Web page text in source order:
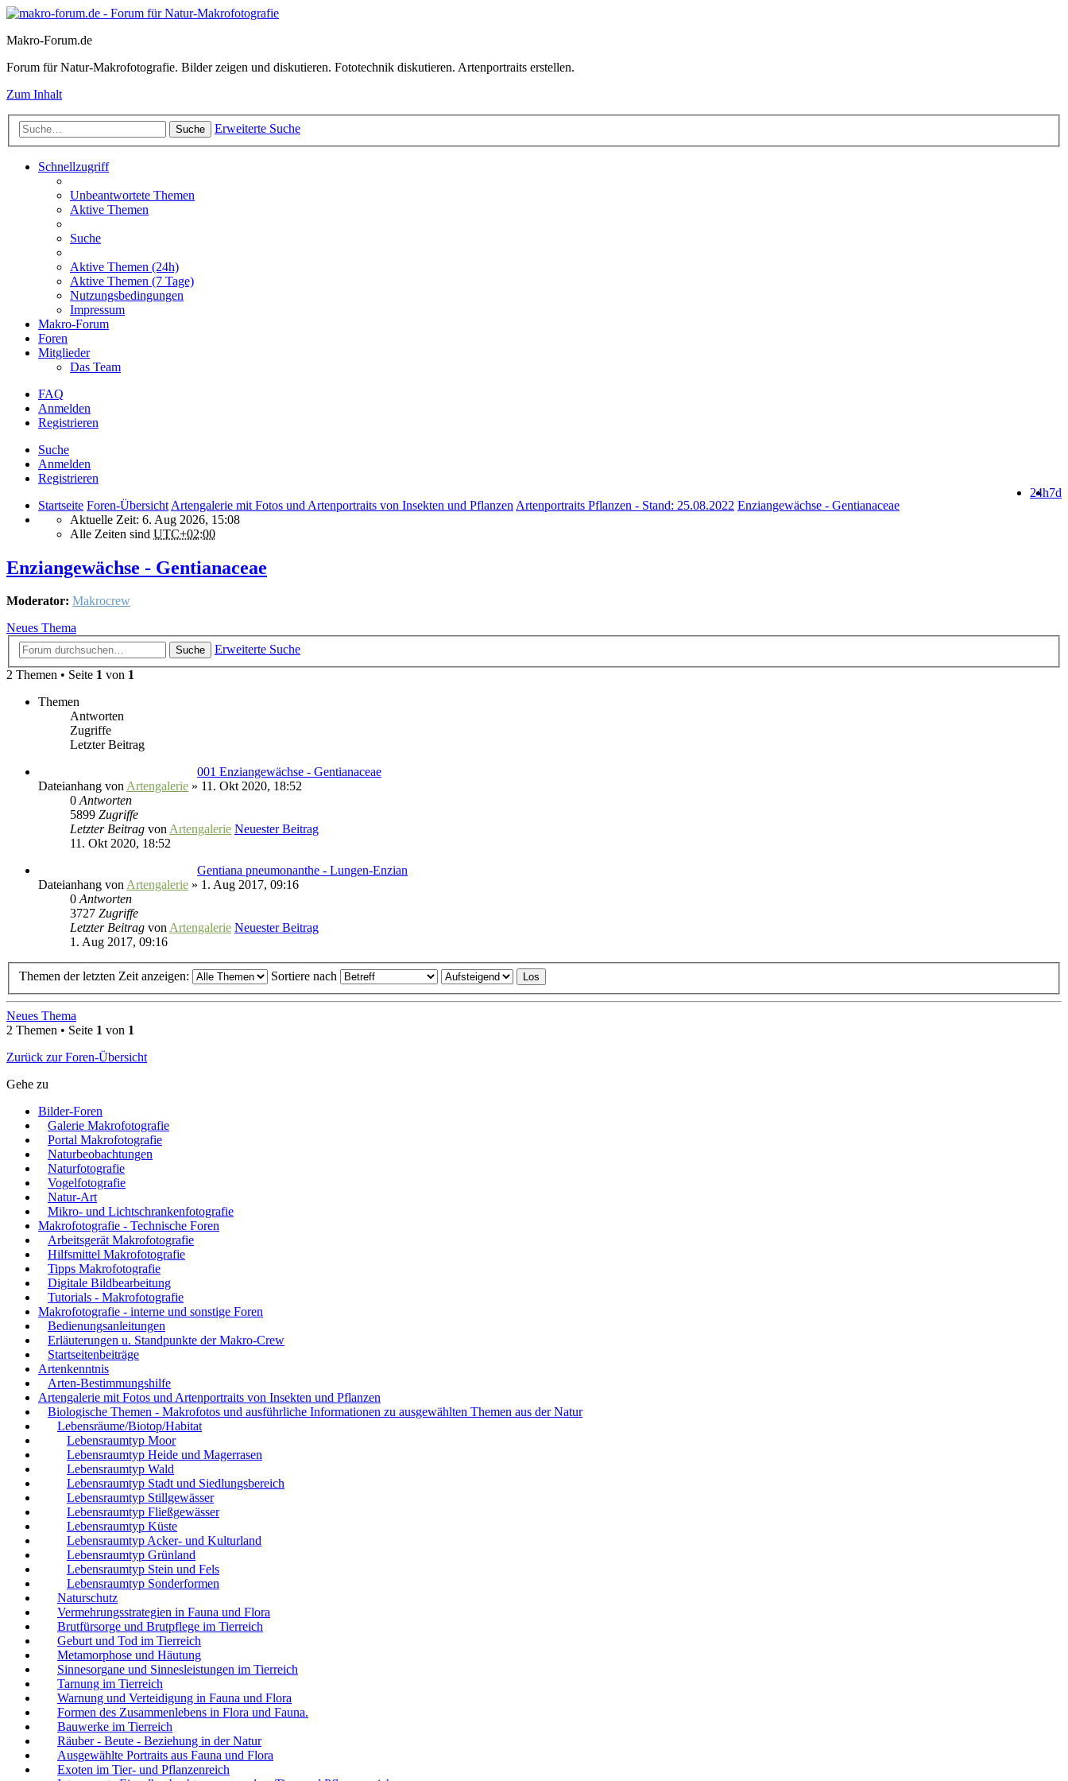
Makro-Forum.de
Forum für Natur-Makrofotografie. Bilder zeigen und diskutieren. Fototechnik diskutieren. Artenportraits erstellen.
Zum Inhalt
Suche Erweiterte Suche
Schnellzugriff
Unbeantwortete Themen
Aktive Themen
Suche
Aktive Themen (24h)
Aktive Themen (7 Tage)
Nutzungsbedingungen
Impressum
Makro-Forum
Foren
Mitglieder
Das Team
FAQ
Anmelden
Registrieren
Suche
Anmelden
Registrieren
7d
24h
Startseite Foren-Übersicht Artengalerie mit Fotos und Artenportraits von Insekten und Pflanzen Artenportraits Pflanzen - Stand: 25.08.2022 Enziangewächse - Gentianaceae
Aktuelle Zeit: 6. Aug 2026, 15:08
Alle Zeiten sind UTC+02:00
Enziangewächse - Gentianaceae
Moderator: Makrocrew
Neues Thema
Suche
Erweiterte Suche
2 Themen • Seite 1 von 1
Themen
Antworten
Zugriffe
Letzter Beitrag
001 Enziangewächse - Gentianaceae
Dateianhang von Artengalerie » 11. Okt 2020, 18:52
0 Antworten
5899 Zugriffe
Letzter Beitrag von Artengalerie Neuester Beitrag
11. Okt 2020, 18:52
Gentiana pneumonanthe - Lungen-Enzian
Dateianhang von Artengalerie » 1. Aug 2017, 09:16
0 Antworten
3727 Zugriffe
Letzter Beitrag von Artengalerie Neuester Beitrag
1. Aug 2017, 09:16
Themen der letzten Zeit anzeigen: Sortiere nach
Neues Thema
2 Themen • Seite 1 von 1
Zurück zur Foren-Übersicht
Gehe zu
Bilder-Foren
Galerie Makrofotografie
Portal Makrofotografie
Naturbeobachtungen
Naturfotografie
Vogelfotografie
Natur-Art
Mikro- und Lichtschrankenfotografie
Makrofotografie - Technische Foren
Arbeitsgerät Makrofotografie
Hilfsmittel Makrofotografie
Tipps Makrofotografie
Digitale Bildbearbeitung
Tutorials - Makrofotografie
Makrofotografie - interne und sonstige Foren
Bedienungsanleitungen
Erläuterungen u. Standpunkte der Makro-Crew
Startseitenbeiträge
Artenkenntnis
Arten-Bestimmungshilfe
Artengalerie mit Fotos und Artenportraits von Insekten und Pflanzen
Biologische Themen - Makrofotos und ausführliche Informationen zu ausgewählten Themen aus der Natur
Lebensräume/Biotop/Habitat
Lebensraumtyp Moor
Lebensraumtyp Heide und Magerrasen
Lebensraumtyp Wald
Lebensraumtyp Stadt und Siedlungsbereich
Lebensraumtyp Stillgewässer
Lebensraumtyp Fließgewässer
Lebensraumtyp Küste
Lebensraumtyp Acker- und Kulturland
Lebensraumtyp Grünland
Lebensraumtyp Stein und Fels
Lebensraumtyp Sonderformen
Naturschutz
Vermehrungsstrategien in Fauna und Flora
Brutfürsorge und Brutpflege im Tierreich
Geburt und Tod im Tierreich
Metamorphose und Häutung
Sinnesorgane und Sinnesleistungen im Tierreich
Tarnung im Tierreich
Warnung und Verteidigung in Fauna und Flora
Formen des Zusammenlebens in Flora und Fauna.
Bauwerke im Tierreich
Räuber - Beute - Beziehung in der Natur
Ausgewählte Portraits aus Fauna und Flora
Exoten im Tier- und Pflanzenreich